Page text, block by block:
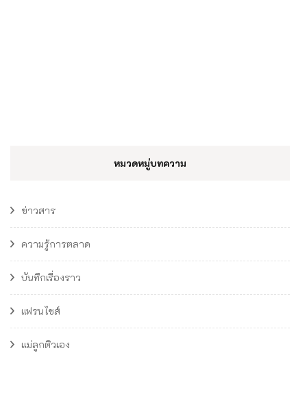
หมวดหมู่บทความ
ข่าวสาร
ความรู้การตลาด
บันทึกเรื่องราว
แฟรนไชส์
แม่ลูกติวเอง